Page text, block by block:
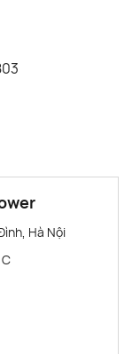
Hà Nội